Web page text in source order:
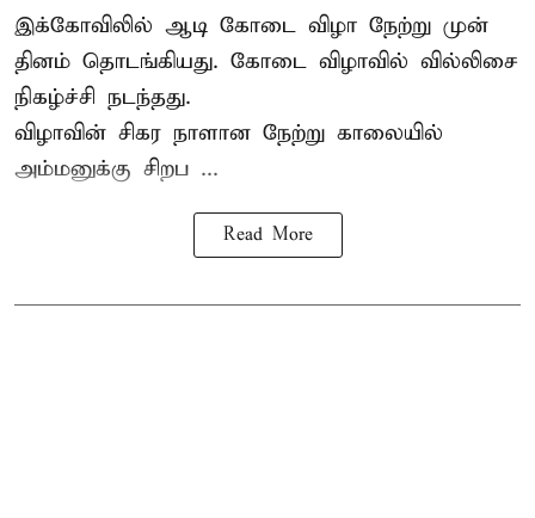
இக்கோவிலில் ஆடி கோடை விழா நேற்று முன்
தினம் தொடங்கியது. கோடை விழாவில் வில்லிசை
நிகழ்ச்சி நடந்தது.
விழாவின் சிகர நாளான நேற்று காலையில்
அம்மனுக்கு சிறப ...
Read More